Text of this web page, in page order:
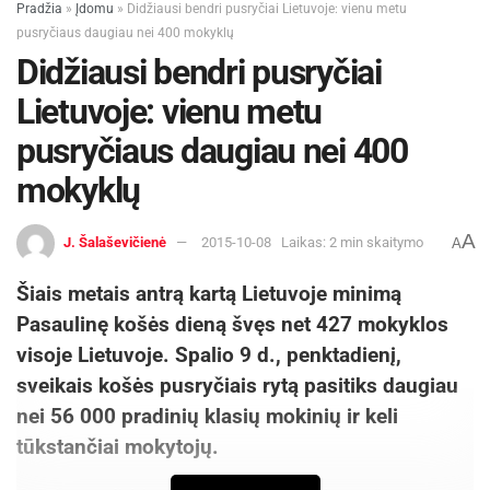
išrinktiems lyderiams TTIP sutarties atveju yra
labai sunku, mat demokratiški kanalai šiose
derybose beveik visiškai uždaryti. Čia belieka
peticijos, protestai, mitingai ir kiti tikrose
demokratijose nedraudžiami kanalai. Visgi
nenaudoti šių kanalų ir palikti TTIP politikams
bei korporacijoms reikštų pasyviai atsisakyti
savo, kaip demokratiško režimo piliečių, balsų.
Europiečių peticiją prieš TTIP ir CETA galite
pasirašyti čia: Europos piliečių PETICIJA prieš
TTIP ir CETA
Justina Poškevičiūtė
Pradžia » Įdomu » Didžiausi bendri pusryčiai Lietuvoje: vienu metu
pusryčiaus daugiau nei 400 mokyklų
Didžiausi bendri pusryčiai
Lietuvoje: vienu metu
pusryčiaus daugiau nei 400
mokyklų
J. Šalaševičienė 2015-10-08 Laikas: 2 min skaitymo AA
Šiais metais antrą kartą Lietuvoje minimą
Pasaulinę košės dieną švęs net 427 mokyklos
visoje Lietuvoje. Spalio 9 d., penktadienį,
sveikais košės pusryčiais rytą pasitiks daugiau
nei 56 000 pradinių klasių mokinių ir keli
tūkstančiai mokytojų.